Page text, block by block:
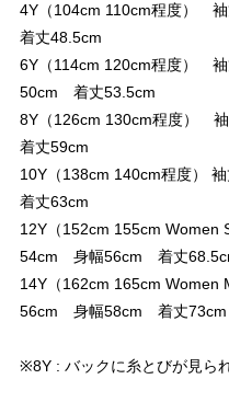
4Y（104cm 110cm程度）
着丈48.5cm
6Y（114cm 120cm程度）
50cm 着丈53.5cm
8Y（126cm 130cm程度）
着丈59cm
10Y（138cm 140cm程度）
着丈63cm
12Y（152cm 155cm
54cm 身幅56cm 着丈
14Y（162cm 165cm
56cm 身幅58cm 着丈73cm
※8Y : バックに糸とびが見ら